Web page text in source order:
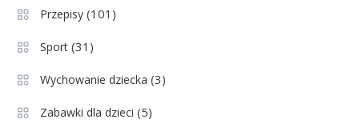
maturzysty?
Przepisy (101)
Sport (31)
Wychowanie dziecka (3)
Zabawki dla dzieci (5)